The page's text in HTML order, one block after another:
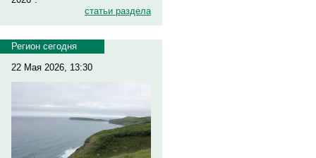
статьи раздела
Регион сегодня
22 Мая 2026, 13:30